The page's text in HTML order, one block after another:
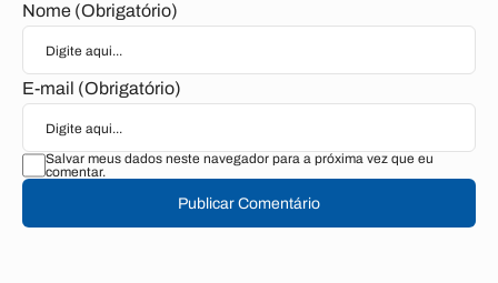
Nome (Obrigatório)
E-mail (Obrigatório)
Salvar meus dados neste navegador para a próxima vez que eu
comentar.
Publicar Comentário